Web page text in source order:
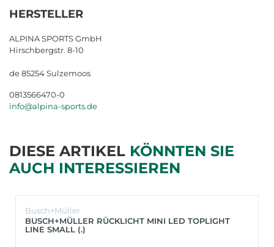
HERSTELLER
ALPINA SPORTS GmbH
Hirschbergstr. 8-10
de 85254 Sulzemoos
0813566470-0
info@alpina-sports.de
DIESE ARTIKEL KÖNNTEN SIE
AUCH INTERESSIEREN
Busch+Müller
BUSCH+MÜLLER RÜCKLICHT MINI LED TOPLIGHT
LINE SMALL (.)